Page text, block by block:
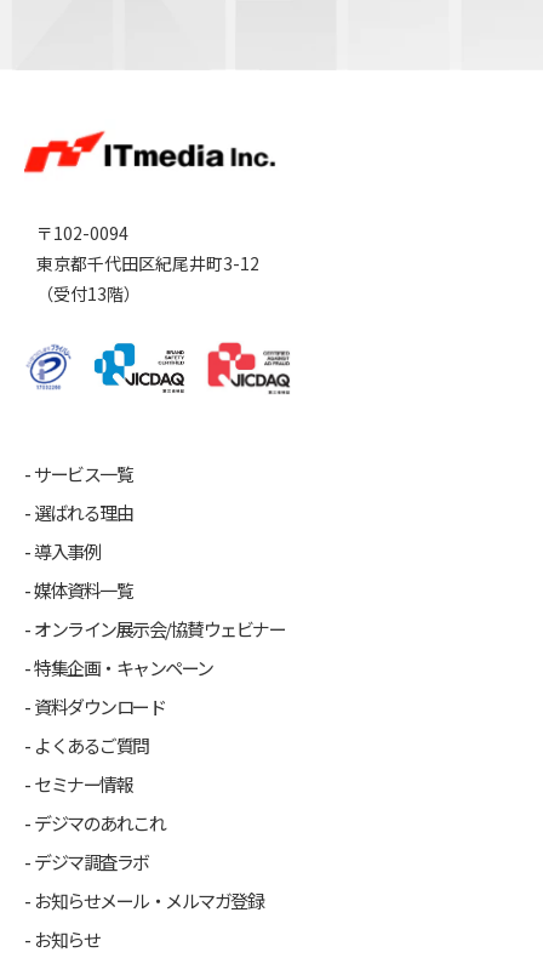
〒102-0094
東京都千代田区紀尾井町3-12
（受付13階）
サービス一覧
選ばれる理由
導入事例
媒体資料一覧
オンライン展示会/協賛ウェビナー
特集企画・キャンペーン
資料ダウンロード
よくあるご質問
セミナー情報
デジマのあれこれ
デジマ調査ラボ
お知らせメール・メルマガ登録
お知らせ